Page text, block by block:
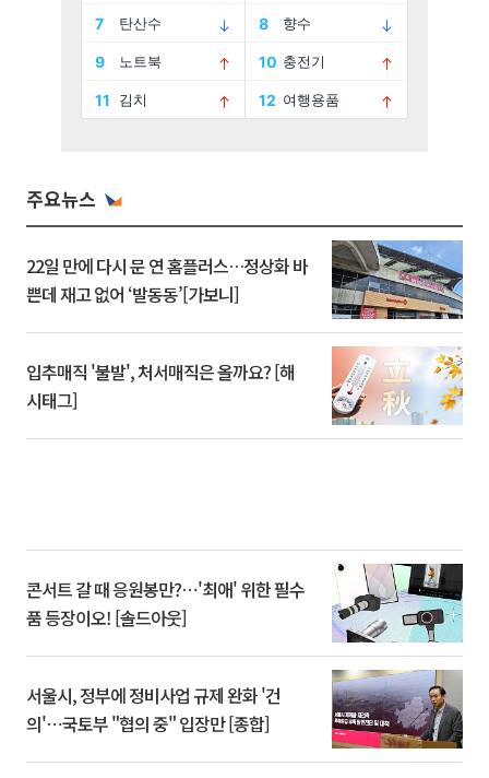
주요뉴스
22일 만에 다시 문 연 홈플러스…정상화 바
쁜데 재고 없어 ‘발동동’[가보니]
입추매직 '불발', 처서매직은 올까요? [해
시태그]
콘서트 갈 때 응원봉만?⋯'최애' 위한 필수
품 등장이오! [솔드아웃]
서울시, 정부에 정비사업 규제 완화 '건
의'⋯국토부 "협의 중" 입장만 [종합]